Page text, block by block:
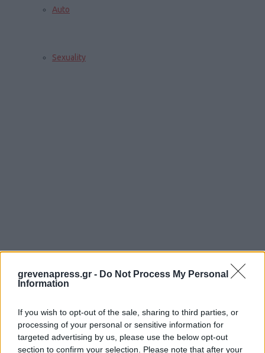
grevenapress.gr - Do Not Process My Personal
Information
If you wish to opt-out of the sale, sharing to third parties, or
processing of your personal or sensitive information for
targeted advertising by us, please use the below opt-out
section to confirm your selection. Please note that after your
Auto
Sexuality